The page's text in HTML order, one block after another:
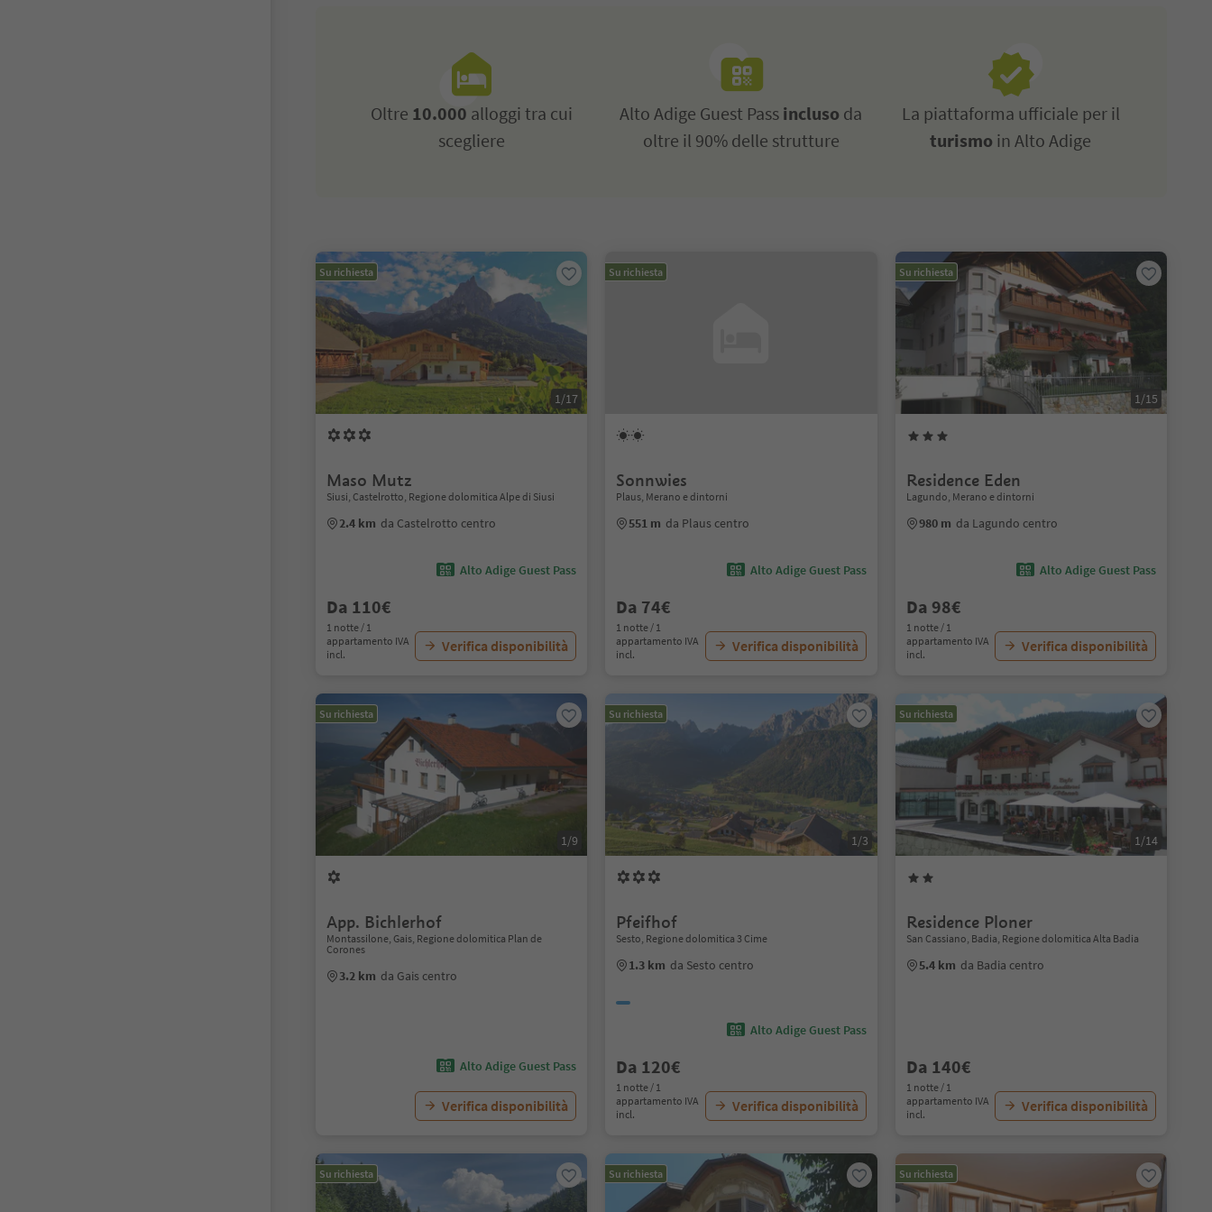
Oltre 10.000 alloggi tra cui
scegliere
Alto Adige Guest Pass incluso da
oltre il 90% delle strutture
La piattaforma ufficiale per il
turismo in Alto Adige
Su richiesta
1/17
Maso Mutz
Siusi, Castelrotto, Regione dolomitica Alpe di Siusi
2.4 km da Castelrotto centro
Alto Adige Guest Pass
Da 110€
1 notte / 1
appartamento IVA
incl.
Verifica disponibilità
Su richiesta
Sonnwies
Plaus, Merano e dintorni
551 m da Plaus centro
Alto Adige Guest Pass
Da 74€
1 notte / 1
appartamento IVA
incl.
Verifica disponibilità
Su richiesta
1/15
Residence Eden
Lagundo, Merano e dintorni
980 m da Lagundo centro
Alto Adige Guest Pass
Da 98€
1 notte / 1
appartamento IVA
incl.
Verifica disponibilità
Su richiesta
1/9
App. Bichlerhof
Montassilone, Gais, Regione dolomitica Plan de
Corones
3.2 km da Gais centro
Alto Adige Guest Pass
Verifica disponibilità
Su richiesta
1/3
Pfeifhof
Sesto, Regione dolomitica 3 Cime
1.3 km da Sesto centro
Alto Adige Guest Pass
Da 120€
1 notte / 1
appartamento IVA
incl.
Verifica disponibilità
Su richiesta
1/14
Residence Ploner
San Cassiano, Badia, Regione dolomitica Alta Badia
5.4 km da Badia centro
Da 140€
1 notte / 1
appartamento IVA
incl.
Verifica disponibilità
Su richiesta Su richiesta Su richiesta